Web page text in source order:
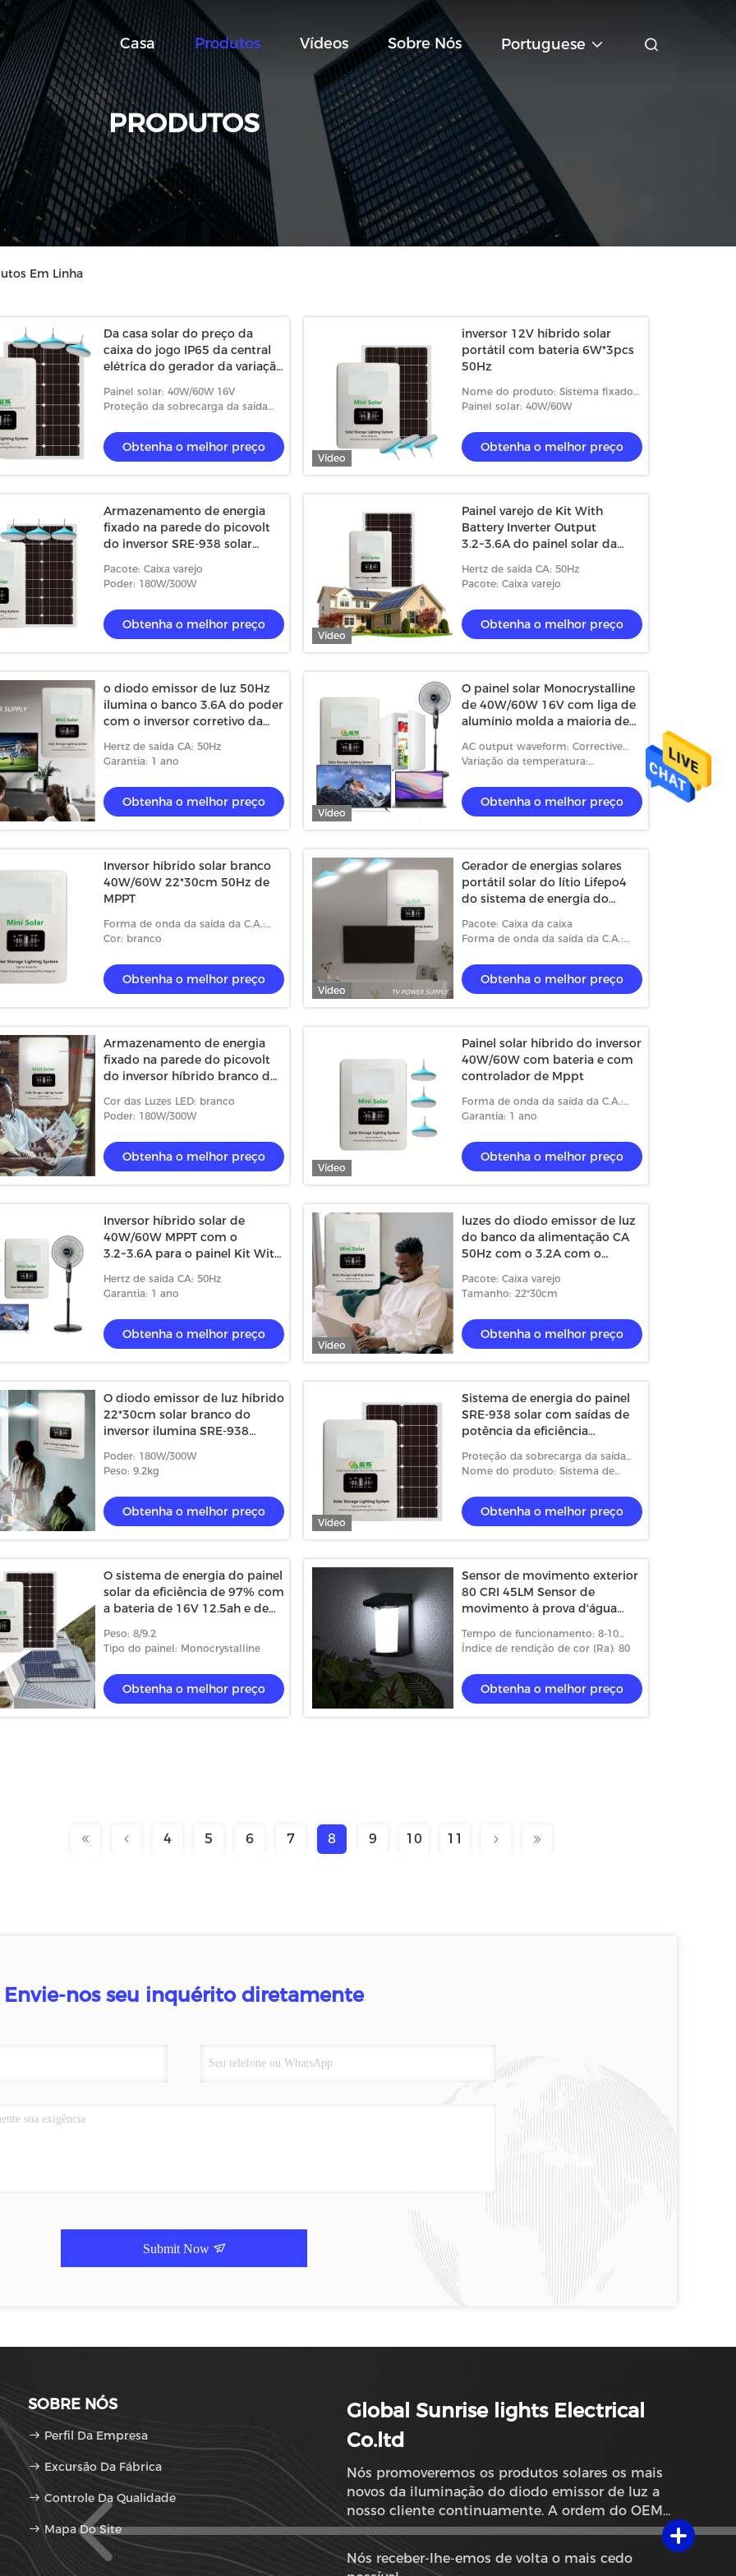
Casa Produtos Vídeos Sobre Nós Portuguese
PRODUTOS
Em Linha
exterior do
da emergência da
portátil do
o melhor preço
Vídeo
gerador solar de acampamento
portátil da emergência impermeável
do sistema do painel 1000W solar
Vídeo
Jogo solar do rádio solar de FM fora
da luz solar solar Kit Global Sunrise
Lights da casa do sistema 10W da
gradeObtenha o melhor preço
Sistema de iluminação de
solar residencial de alta
tudo em um sistema solar
com 3 peças de lâmpada
Obtenha o melhor preço
Da casa solar do preço da
caixa do jogo IP65 da central
elétrica do gerador da variação
geração de eletricidade solar
Painel solar: 40W/60W 16V
Proteção da sobrecarga da saída
Obtenha o melhor preço
Vídeo
inversor 12V híbrido solar
portátil com bateria 6W*3pcs
50Hz
Nome do produto: Sistema fixado
na parede do armazenamento de
Painel solar: 40W/60W
Obtenha o melhor preço
Armazenamento de energia
fixado na parede do picovolt
do inversor SRE-938 solar
de luz 6W com carga de Mppt
Pacote: Caixa varejo
Poder: 180W/300W
Obtenha o melhor preço
Vídeo
Painel varejo de Kit With
Battery Inverter Output
3.2~3.6A do painel solar da
Hertz de saída CA: 50Hz
Pacote: Caixa varejo
Obtenha o melhor preço
o diodo emissor de luz 50Hz
ilumina o banco 3.6A do poder
com o inversor corretivo da
bateria
Hertz de saída CA: 50Hz
Garantia: 1 ano
Obtenha o melhor preço
Vídeo
O painel solar Monocrystalline
de 40W/60W 16V com liga de
alumínio molda a maioria de
AC output waveform: Corrective
Wave
Variação da temperatura:
Obtenha o melhor preço
Inversor híbrido solar branco
40W/60W 22*30cm 50Hz de
MPPT
Forma de onda da saída da C.A.:
Onda corretiva
Cor: branco
Obtenha o melhor preço
Vídeo
Gerador de energias solares
portátil solar do lítio Lifepo4
do sistema de energia do
Pacote: Caixa da caixa
Forma de onda da saída da C.A.:
Obtenha o melhor preço
Armazenamento de energia
fixado na parede do picovolt
do inversor híbrido branco do
Cor das Luzes LED: branco
Poder: 180W/300W
Obtenha o melhor preço
Vídeo
Painel solar híbrido do inversor
40W/60W com bateria e com
controlador de Mppt
Forma de onda da saída da C.A.:
Onda corretiva
Garantia: 1 ano
Obtenha o melhor preço
Inversor híbrido solar de
40W/60W MPPT com o
3.2~3.6A para o painel Kit With
emissor de luz 6W*3pcs
Hertz de saída CA: 50Hz
Garantia: 1 ano
Obtenha o melhor preço
Vídeo
luzes do diodo emissor de luz
do banco da alimentação CA
50Hz com o 3.2A com o
SRE-938 da casa
Pacote: Caixa varejo
Tamanho: 22*30cm
Obtenha o melhor preço
O diodo emissor de luz híbrido
22*30cm solar branco do
inversor ilumina SRE-938
Poder: 180W/300W
Peso: 9.2kg
Obtenha o melhor preço
Vídeo
Sistema de energia do painel
SRE-938 solar com saídas de
potência da eficiência
sistema de gerador das
energias solares da grade
Proteção da sobrecarga da saída
(A): 3.2~3.6
Nome do produto: Sistema de
Obtenha o melhor preço
O sistema de energia do painel
solar da eficiência de 97% com
a bateria de 16V 12.5ah e de
938 da caixa
Peso: 8/9.2
Tipo do painel: Monocrystalline
Obtenha o melhor preço
Sensor de movimento exterior
80 CRI 45LM Sensor de
movimento à prova d'água
Tempo de funcionamento: 8-10
horas
Índice de rendição de cor (Ra): 80
Obtenha o melhor preço
4 5 6 7 8 9 10 11
Envie-nos seu inquérito diretamente
Submit Now
SOBRE NÓS
Perfil Da Empresa
Excursão Da Fábrica
Controle Da Qualidade
Mapa Do Site
Global Sunrise lights Electrical
Co.ltd
Nós promoveremos os produtos solares os mais
novos da iluminação do diodo emissor de luz a
nosso cliente continuamente. A ordem do OEM,
do ODM e da amostra é igualmente bem-vinda.
Luzes globais do nascer do sol
Nós receber-lhe-emos de volta o mais cedo